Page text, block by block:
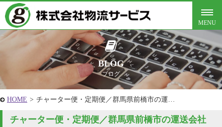
BLOG
ブログ
HOME > チャーター便・定期便／群馬県前橋市の運…
チャーター便・定期便／群馬県前橋市の運送会社